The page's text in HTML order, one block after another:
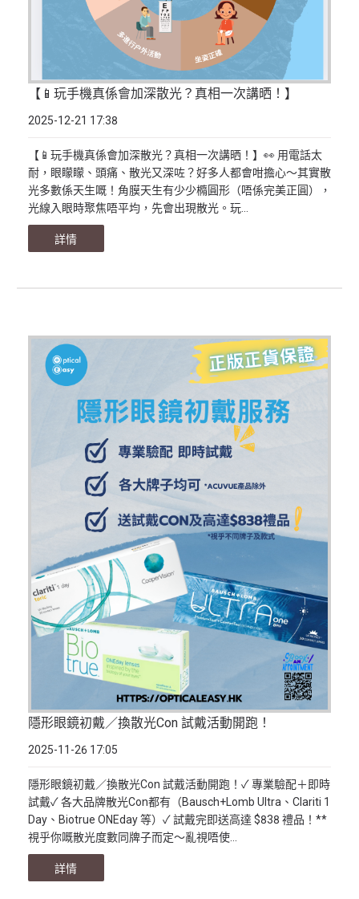
【📱玩手機真係會加深散光？真相一次講晒！】
2025-12-21 17:38
【📱玩手機真係會加深散光？真相一次講晒！】👀 用電話太
耐，眼矇矇、頭痛、散光又深咗？好多人都會咁擔心～其實散
光多數係天生嘅！角膜天生有少少橢圓形（唔係完美正圓），
光線入眼時聚焦唔平均，先會出現散光。玩...
詳情
隱形眼鏡初戴／換散光Con 試戴活動開跑！
2025-11-26 17:05
隱形眼鏡初戴／換散光Con 試戴活動開跑！✓ 專業驗配＋即時
試戴✓ 各大品牌散光Con都有（Bausch+Lomb Ultra、Clariti 1
Day、Biotrue ONEday 等）✓ 試戴完即送高達 $838 禮品！**
視乎你嘅散光度數同牌子而定～亂視唔使...
詳情